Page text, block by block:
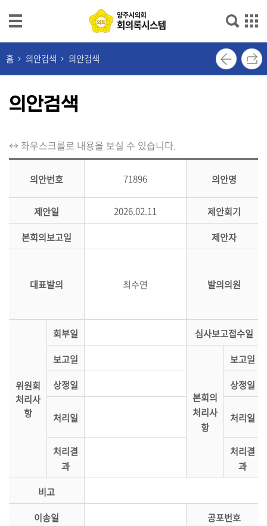
본문으로 바로가기
메인메뉴 바로가기
최
근
의
록
단
순
세
검
질
5
분
자
록
홈 의안검색 의안검색
의안검색
↔ 좌우스크롤로 내용을 보실 수 있습니다.
의안번호 71896 의안명
제안일 2026.02.11
제안회기
본회의보고일
제안자
대표발의 최수연 발의의원
위원회
처리사
항
회부일
심사보고접수일
보고일
본회의
처리사
항
보고일
상정일
상정일
처리일 처리일
처리결
과
처리결
과
비고
이송일
공포번호